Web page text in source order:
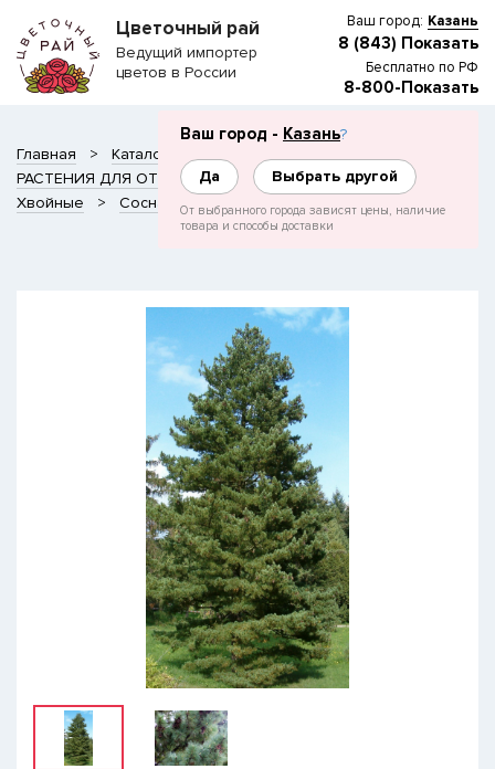
Ваш город: Казань
Ваш город - Казань?
Да Выбрать другой
От выбранного города зависят цены, наличие
товара и способы доставки
8 (843) Показать
Бесплатно по РФ
8-800-Показать
Цветочный рай
Ведущий импортер
цветов в России
Главная
Каталог
РАСТЕНИЯ ДЛЯ ОТКРЫТОГО ГРУНТА
ТК Ногинский
Хвойные
Сосна Сосна Балканская